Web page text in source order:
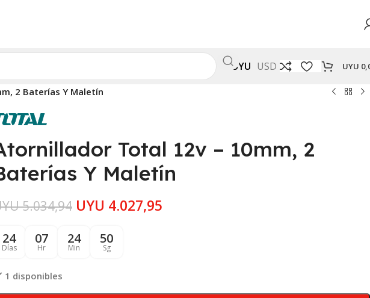
UYU USD UYU
2 Baterías Y Maletín
Total 12v – 10mm, 2
Y Maletín
5.034,94 UYU 4.027,95
24
Días
07
Hr
24
Min
49
Sg
1 disponibles